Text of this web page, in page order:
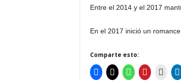
Entre el 2014 y el 2017
En el 2017 inició un
Comparte esto: